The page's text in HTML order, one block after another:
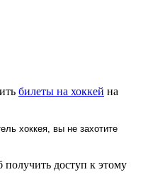
билеты на хоккей на
хоккея, вы не захотите
доступ к этому